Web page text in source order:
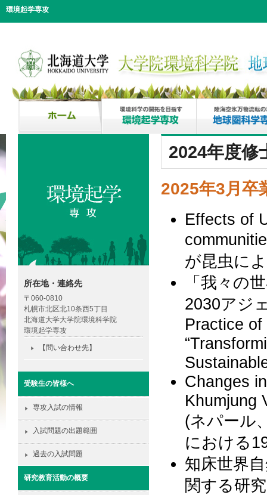
環境起学専攻
2024年度修
2025年3月卒
Effects of
が昆虫に
「我々の
2030アジ
Practice
Changes
Khumjung
(ネパール
における
知床世界
関する研
所在地・連絡先
〒060-0810
札幌市北区北10条西5丁目
北海道大学大学院環境科学院
環境起学専攻
【問い合わせ先】
受験生の皆様へ
専攻入試の情報
入試問題の出題範囲
過去の入試問題
研究教育活動の概要